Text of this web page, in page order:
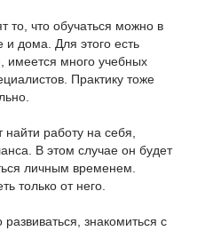
то, что обучаться можно в
и дома. Для этого есть
имеется много учебных
Практику тоже
работу на себя,
В этом случае он будет
личным временем.
только от него.
знакомиться с